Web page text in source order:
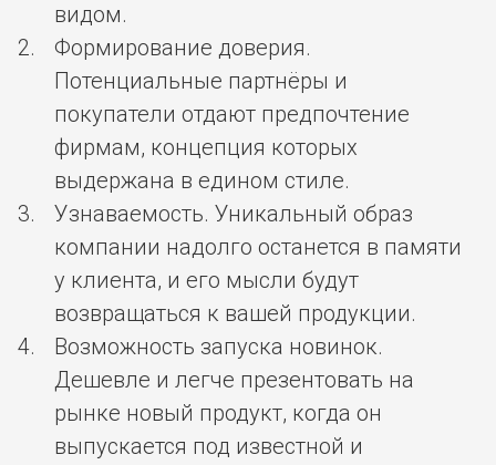
видом.
Формирование доверия.
Потенциальные партнёры и
покупатели отдают предпочтение
фирмам, концепция которых
выдержана в едином стиле.
Узнаваемость. Уникальный образ
компании надолго останется в памяти
у клиента, и его мысли будут
возвращаться к вашей продукции.
Возможность запуска новинок.
Дешевле и легче презентовать на
рынке новый продукт, когда он
выпускается под известной и